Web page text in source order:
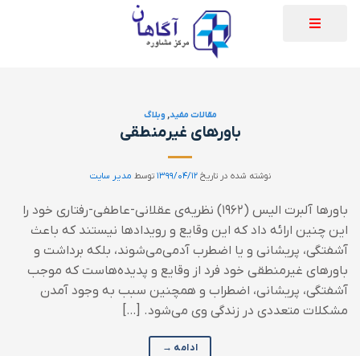
مقالات مفید, وبلاگ
باورهای غیرمنطقی
نوشته شده در تاریخ۱۳۹۹/۰۴/۱۲ توسط مدیر سایت
باورها آلبرت الیس (۱۹۶۲) نظریه‌ی عقلانی-عاطفی-رفتاری خود را
این چنین ارائه داد که این وقایع و رویدادها نیستند که باعث
آشفتگی، پریشانی و یا اضطرب آدمی‌می‌شوند، بلکه برداشت و
باورهای غیرمنطقی خود فرد از وقایع و پدیده‌هاست که موجب
آشفتگی، پریشانی، اضطراب و همچنین سبب به وجود آمدن
مشکلات متعددی در زندگی وی می‌شود. […]
ادامه →